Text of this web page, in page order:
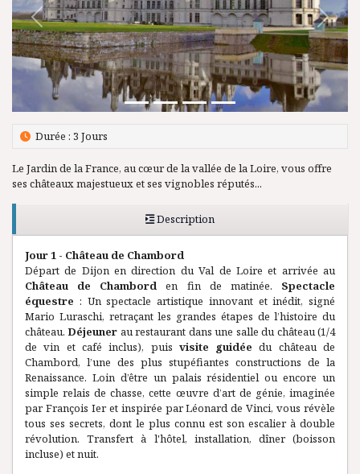
Précédent Suivant
Durée : 3 Jours
Le Jardin de la France, au cœur de la vallée de la Loire, vous offre
ses châteaux majestueux et ses vignobles réputés...
Description
Jour 1 - Château de Chambord
Départ de Dijon en direction du Val de Loire et arrivée au
Château de Chambord en fin de matinée. Spectacle
équestre : Un spectacle artistique innovant et inédit, signé
Mario Luraschi, retraçant les grandes étapes de l’histoire du
château.Déjeuner au restaurant dans une salle du château (1/4
de vin et café inclus), puis visite guidée du château de
Chambord, l’une des plus stupéfiantes constructions de la
Renaissance. Loin d’être un palais résidentiel ou encore un
simple relais de chasse, cette œuvre d’art de génie, imaginée
par François Ier et inspirée par Léonard de Vinci, vous révèle
tous ses secrets, dont le plus connu est son escalier à double
révolution. Transfert à l'hôtel, installation, dîner (boisson
incluse) et nuit.